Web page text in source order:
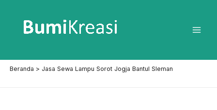
konten
Beranda Jasa Sewa Lampu Sorot Jogja Bantul Sleman